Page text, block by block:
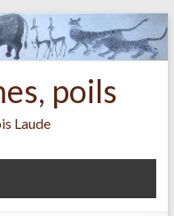
poils
Laude